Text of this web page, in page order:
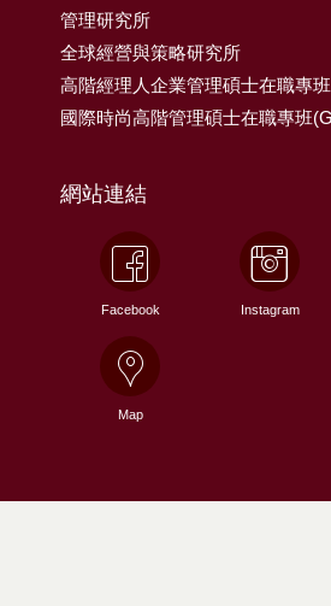
管理研究所
全球經營與策略研究所
高階經理人企業管理碩士在職專
國際時尚高階管理碩士在職專班
網站連結
Facebook Instagram
Map